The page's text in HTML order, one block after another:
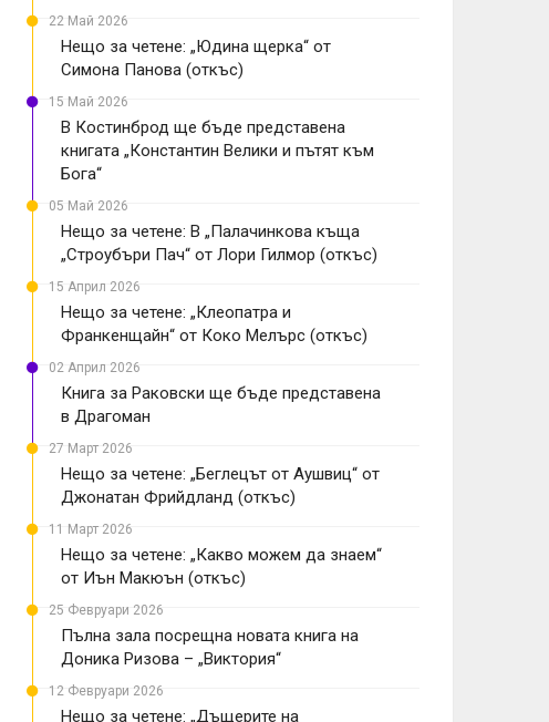
22 Май 2026
Нещо за четене: „Юдина щерка“ от
Симона Панова (откъс)
15 Май 2026
В Костинброд ще бъде представена
книгата „Константин Велики и пътят към
Бога“
05 Май 2026
Нещо за четене: В „Палачинкова къща
„Строубъри Пач“ от Лори Гилмор (откъс)
15 Април 2026
Нещо за четене: „Клеопатра и
Франкенщайн“ от Коко Мелърс (откъс)
02 Април 2026
Книга за Раковски ще бъде представена
в Драгоман
27 Март 2026
Нещо за четене: „Беглецът от Аушвиц“ от
Джонатан Фрийдланд (откъс)
11 Март 2026
Нещо за четене: „Какво можем да знаем“
от Иън Макюън (откъс)
25 Февруари 2026
Пълна зала посрещна новата книга на
Доника Ризова – „Виктория“
12 Февруари 2026
Нещо за четене: „Дъщерите на